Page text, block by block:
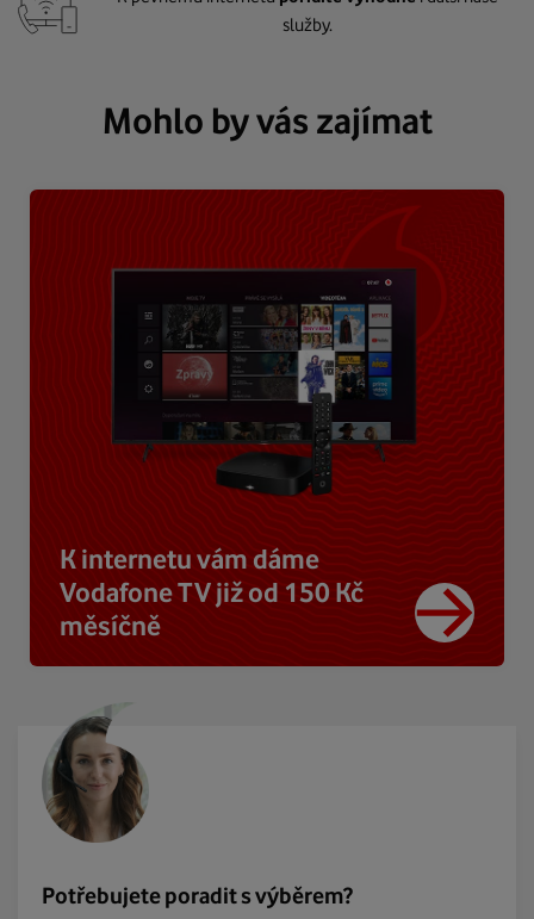
služby.
Mohlo by vás zajímat
K internetu vám dáme
Vodafone TV již od 150 Kč
měsíčně
Potřebujete poradit s výběrem?